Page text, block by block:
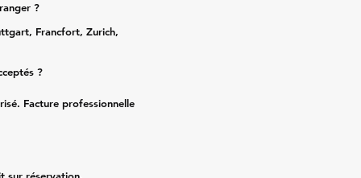
?
Francfort, Zurich,
?
Facture professionnelle